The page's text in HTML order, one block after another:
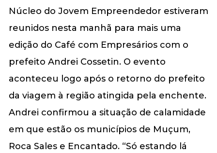
Núcleo do Jovem Empreendedor estiveram
reunidos nesta manhã para mais uma
edição do Café com Empresários com o
prefeito Andrei Cossetin. O evento
aconteceu logo após o retorno do prefeito
da viagem à região atingida pela enchente.
Andrei confirmou a situação de calamidade
em que estão os municípios de Muçum,
Roca Sales e Encantado. “Só estando lá